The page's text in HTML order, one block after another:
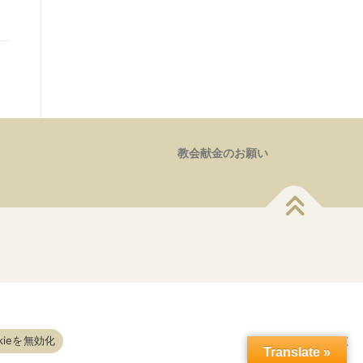
教会献金のお願い
Translate »
を無効化